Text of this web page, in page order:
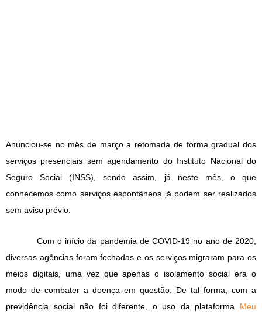
Anunciou-se no mês de março a retomada de forma gradual dos
serviços presenciais sem agendamento do Instituto Nacional do
Seguro Social (INSS), sendo assim, já neste mês, o que
conhecemos como serviços espontâneos já podem ser realizados
sem aviso prévio.
Com o início da pandemia de COVID-19 no ano de 2020,
diversas agências foram fechadas e os serviços migraram para os
meios digitais, uma vez que apenas o isolamento social era o
modo de combater a doença em questão. De tal forma, com a
previdência social não foi diferente, o uso da plataforma Meu